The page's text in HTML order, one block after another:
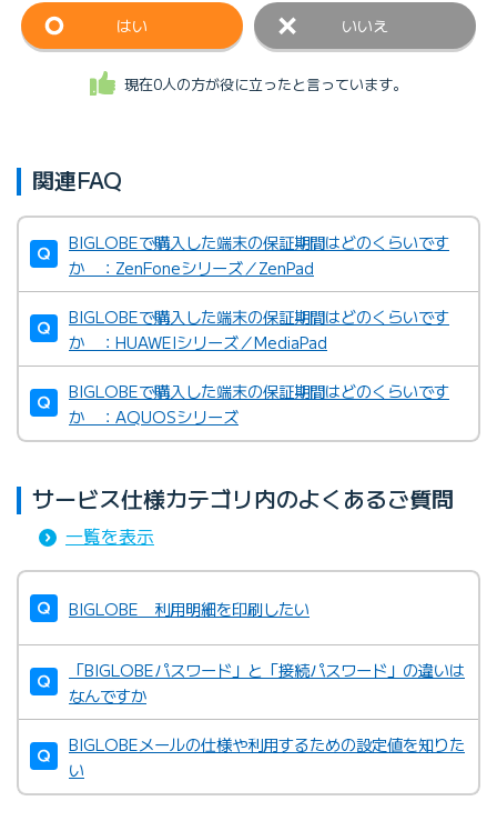
はい いいえ
現在0人の方が役に立ったと言っています。
関連FAQ
BIGLOBEで購入した端末の保証期間はどのくらいです
か ：ZenFoneシリーズ／ZenPad
BIGLOBEで購入した端末の保証期間はどのくらいです
か ：HUAWEIシリーズ／MediaPad
BIGLOBEで購入した端末の保証期間はどのくらいです
か ：AQUOSシリーズ
サービス仕様カテゴリ内のよくあるご質問
一覧を表示
BIGLOBE 利用明細を印刷したい
「BIGLOBEパスワード」と「接続パスワード」の違いは
なんですか
BIGLOBEメールの仕様や利用するための設定値を知りた
い